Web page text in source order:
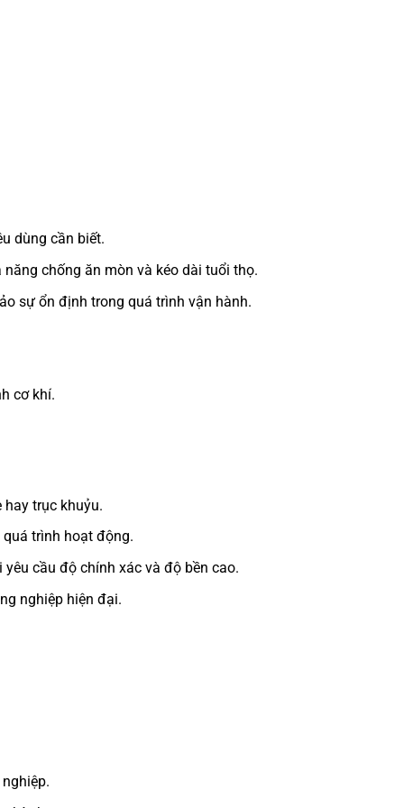
dùng cần biết.
chống ăn mòn và kéo dài tuổi thọ.
sự ổn định trong quá trình vận hành.
cơ khí.
trục khuỷu.
trình hoạt động.
cầu độ chính xác và độ bền cao.
nghiệp hiện đại.